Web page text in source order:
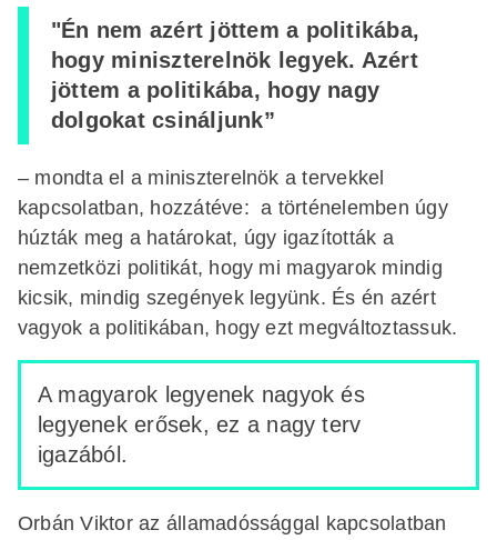
"Én nem azért jöttem a politikába,
hogy miniszterelnök legyek. Azért
jöttem a politikába, hogy nagy
dolgokat csináljunk”
– mondta el a miniszterelnök a tervekkel
kapcsolatban, hozzátéve: a történelemben úgy
húzták meg a határokat, úgy igazították a
nemzetközi politikát, hogy mi magyarok mindig
kicsik, mindig szegények legyünk. És én azért
vagyok a politikában, hogy ezt megváltoztassuk.
A magyarok legyenek nagyok és
legyenek erősek, ez a nagy terv
igazából.
Orbán Viktor az államadóssággal kapcsolatban